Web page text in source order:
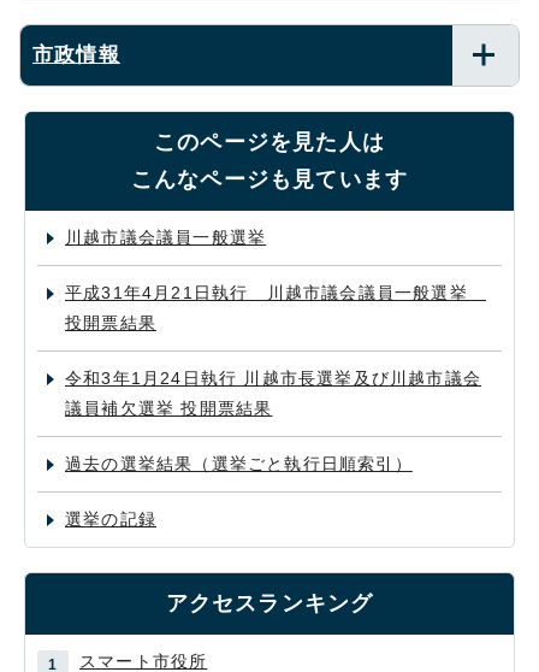
市政情報
このページを見た人は
こんなページも見ています
川越市議会議員一般選挙
平成31年4月21日執行 川越市議会議員一般選挙
投開票結果
令和3年1月24日執行 川越市長選挙及び川越市議会
議員補欠選挙 投開票結果
過去の選挙結果（選挙ごと執行日順索引）
選挙の記録
アクセスランキング
スマート市役所